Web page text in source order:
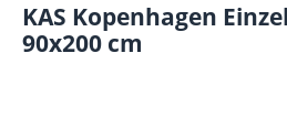
KAS Kopenhagen
90x200 cm